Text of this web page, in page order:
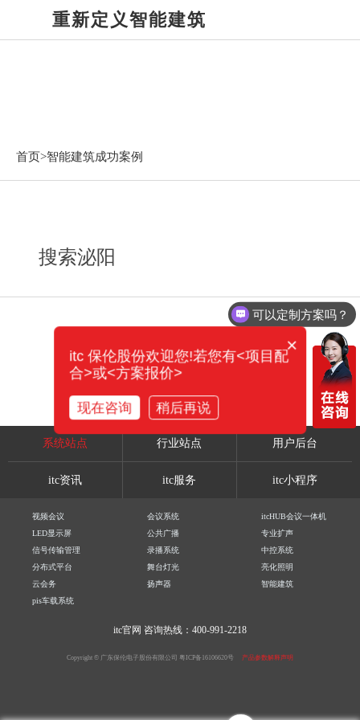
重新定义智能建筑
首页>智能建筑成功案例
搜索泌阳
系统站点 行业站点 用户后台
itc资讯 itc服务 itc小程序
视频会议 会议系统
itcHUB会议一体机
LED显示屏
公共广播
专业扩声
信号传输管理
录播系统
中控系统
分布式平台
舞台灯光
亮化照明
云会务
扬声器
智能建筑
pis车载系统
itc官网 咨询热线：400-991-2218
Copyright © 广东保伦电子股份有限公司 粤ICP备16106620号 产品参数解释声明
可以定制方案吗？
×
itc 保伦股份欢迎您!若您有<项目配
合>或<方案报价>
现在咨询 稍后再说